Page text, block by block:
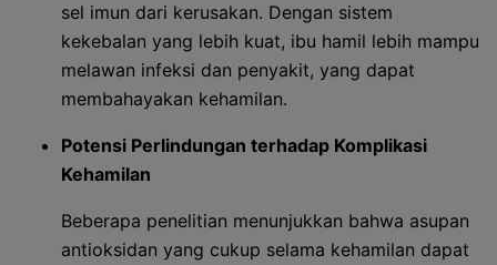
sel imun dari kerusakan. Dengan sistem
kekebalan yang lebih kuat, ibu hamil lebih mampu
melawan infeksi dan penyakit, yang dapat
membahayakan kehamilan.
Potensi Perlindungan terhadap Komplikasi
Kehamilan
Beberapa penelitian menunjukkan bahwa asupan
antioksidan yang cukup selama kehamilan dapat